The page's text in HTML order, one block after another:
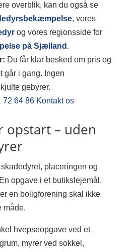
overblik, kan du også se
, vores
og vores regionsside for
på Sjælland .
Du får klar besked om pris og
går i gang. Ingen
gebyrer.
72 64 86 Kontakt os
opstart – uden
placeringen og
opgave i et butikslejemål,
en boligforening skal ikke
måde.
hvepseopgave ved et
myrer ved sokkel,